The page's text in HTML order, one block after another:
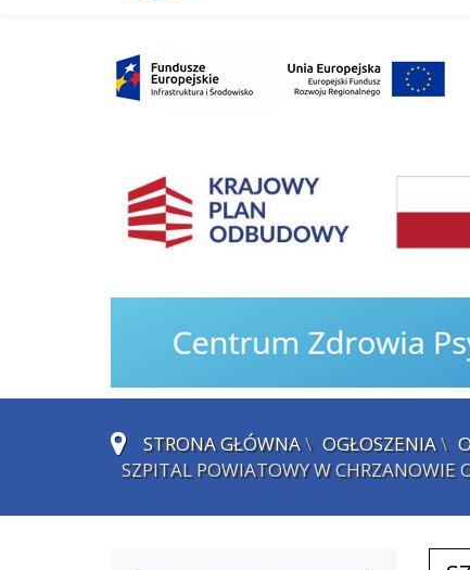
STRONA GŁÓWNA\ OGŁOSZENIA\
SZPITAL POWIATOWY W CHRZANOWIE